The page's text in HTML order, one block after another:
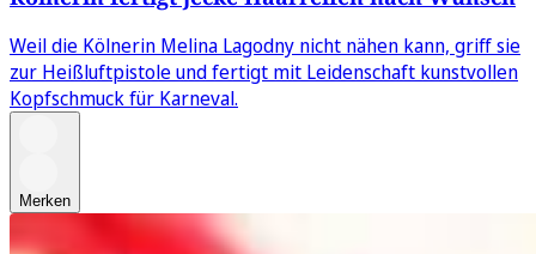
Weil die Kölnerin Melina Lagodny nicht nähen kann, griff sie
zur Heißluftpistole und fertigt mit Leidenschaft kunstvollen
Kopfschmuck für Karneval.
Merken